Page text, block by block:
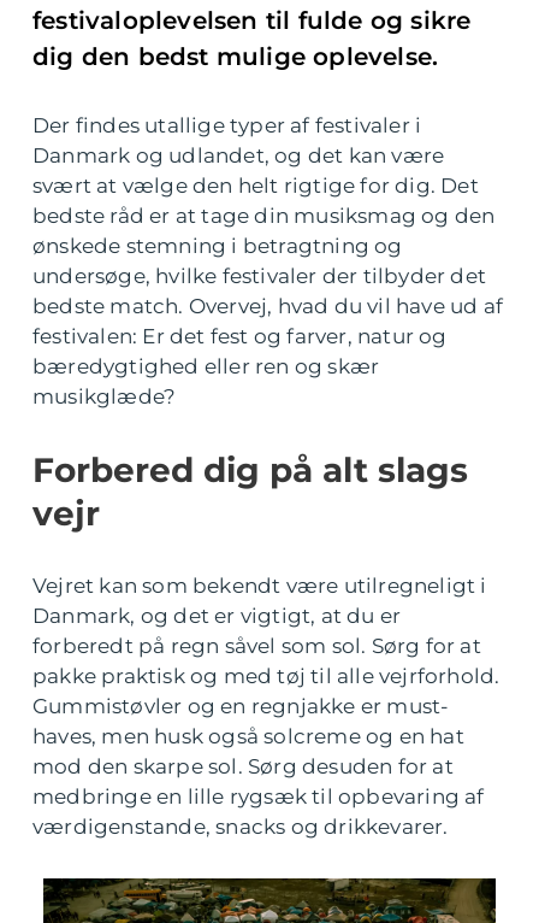
festivaloplevelsen til fulde og sikre
dig den bedst mulige oplevelse.
Der findes utallige typer af festivaler i
Danmark og udlandet, og det kan være
svært at vælge den helt rigtige for dig. Det
bedste råd er at tage din musiksmag og den
ønskede stemning i betragtning og
undersøge, hvilke festivaler der tilbyder det
bedste match. Overvej, hvad du vil have ud af
festivalen: Er det fest og farver, natur og
bæredygtighed eller ren og skær
musikglæde?
Forbered dig på alt slags
vejr
Vejret kan som bekendt være utilregneligt i
Danmark, og det er vigtigt, at du er
forberedt på regn såvel som sol. Sørg for at
pakke praktisk og med tøj til alle vejrforhold.
Gummistøvler og en regnjakke er must-
haves, men husk også solcreme og en hat
mod den skarpe sol. Sørg desuden for at
medbringe en lille rygsæk til opbevaring af
værdigenstande, snacks og drikkevarer.